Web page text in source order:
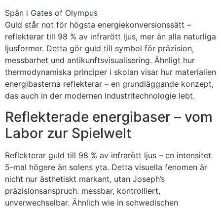
Spän i Gates of Olympus
Guld står not för högsta energiekonversionssätt –
reflekterar till 98 % av infrarött ljus, mer än alla naturliga
ljusformer. Detta gör guld till symbol för präzision,
messbarhet und antikunftsvisualisering. Ähnligt hur
thermodynamiska principer i skolan visar hur materialien
energibasterna reflekterar – en grundläggande konzept,
das auch in der modernen Industritechnologie lebt.
Reflekterade energibaser – vom
Labor zur Spielwelt
Reflekterar guld till 98 % av infrarött ljus – en intensitet
5-mal högere än solens yta. Detta visuella fenomen är
nicht nur ästhetiskt markant, utan Joseph’s
präzisionsanspruch: messbar, kontrolliert,
unverwechselbar. Ähnlich wie in schwedischen